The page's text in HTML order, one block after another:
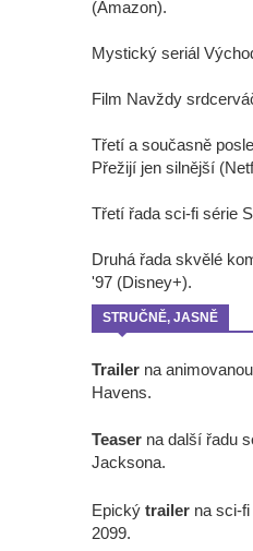
(Amazon).
Mystický seriál
Film Navždy
Třetí a současně
Přežijí jen silnější
Třetí řada sci-fi série
Druhá řada skvělé
'97 (Disney+).
STRUČNĚ, JASNĚ
Trailer na
Havens.
Teaser na další řadu
Jacksona.
Epický trailer na sci-
2099.